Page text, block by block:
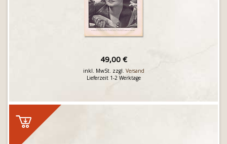
49,00 €
inkl. MwSt. zzgl. Versand
Lieferzeit 1-2 Werktage